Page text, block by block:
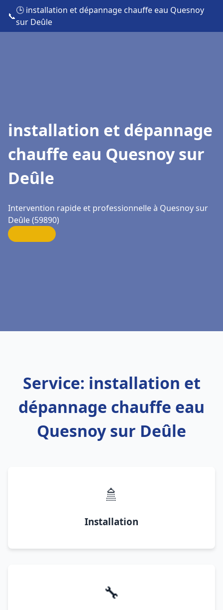
📞
🕒 installation et dépannage chauffe eau Quesnoy
sur Deûle
installation et dépannage
chauffe eau Quesnoy sur
Deûle
Intervention rapide et professionnelle à Quesnoy sur
Deûle (59890)
Service: installation et
dépannage chauffe eau
Quesnoy sur Deûle
🚿
Installation
🔧